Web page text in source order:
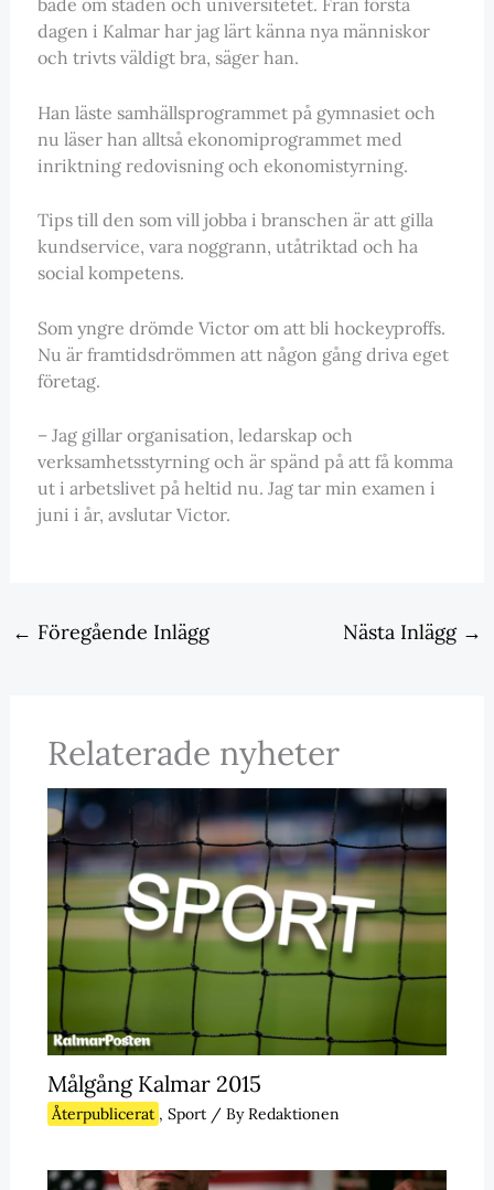
dagen i Kalmar har jag lärt känna nya människor
och trivts väldigt bra, säger han.
Han läste samhällsprogrammet på gymnasiet och
nu läser han alltså ekonomiprogrammet med
inriktning redovisning och ekonomistyrning.
Tips till den som vill jobba i branschen är att gilla
kundservice, vara noggrann, utåtriktad och ha
social kompetens.
Som yngre drömde Victor om att bli hockeyproffs.
Nu är framtidsdrömmen att någon gång driva eget
företag.
– Jag gillar organisation, ledarskap och
verksamhetsstyrning och är spänd på att få komma
ut i arbetslivet på heltid nu. Jag tar min examen i
juni i år, avslutar Victor.
← Föregående Inlägg Nästa Inlägg →
Relaterade nyheter
Målgång Kalmar 2015
Återpublicerat , Sport/ ByRedaktionen